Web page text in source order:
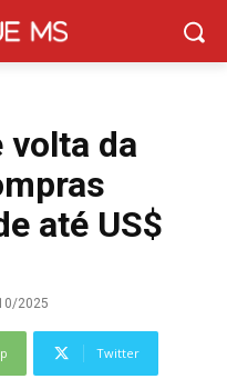
volta da
até US$
2025
Twitter